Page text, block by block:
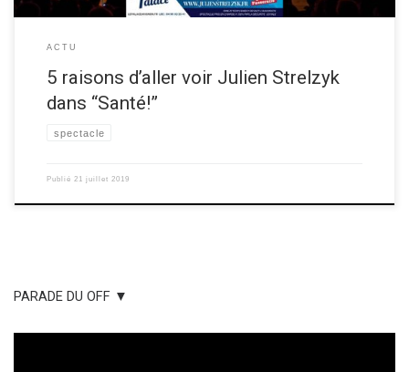
ACTU
5 raisons d’aller voir Julien Strelzyk
dans “Santé!”
spectacle
Publié 21 juillet 2019
PARADE DU OFF ▼